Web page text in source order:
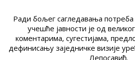
Ради бољег сагледавања потреба
учешће јавности је од
коментарима, сугестијама,
дефинисању заједничке визије
Лепосавић.